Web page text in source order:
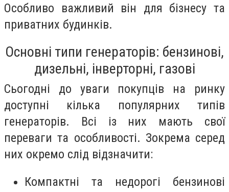
Особливо важливий він для бізнесу та
приватних будинків.
Основні типи генераторів: бензинові,
дизельні, інверторні, газові
Сьогодні до уваги покупців на ринку
доступні кілька популярних типів
генераторів. Всі із них мають свої
переваги та особливості. Зокрема серед
них окремо слід відзначити:
Компактні та недорогі бензинові